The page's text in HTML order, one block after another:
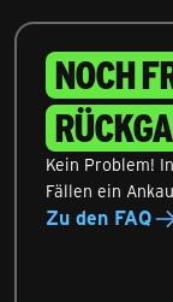
NOCH
Kein Problem!
Fällen ein
Zu den FAQ